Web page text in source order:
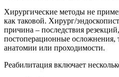
Хирургические методы не
как таковой. Хирург/
причина – последствия
постоперационные осложнения,
анатомии или проходимости.
Реабилитация включает